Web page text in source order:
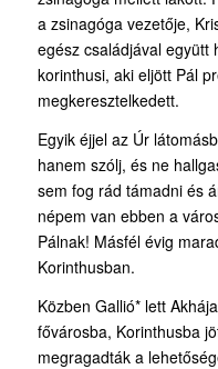
a zsinagóga vezetője,
egész családjával együtt
korinthusi, aki eljött Pál
megkeresztelkedett.
Egyik éjjel az Úr
hanem szólj, és ne
sem fog rád támadni és
népem van ebben a
Pálnak! Másfél évig
Korinthusban.
Közben Gallió* lett
fővárosba, Korinthusba
megragadták a